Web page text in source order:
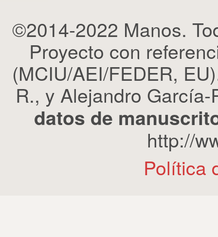
©2014-2022 Manos.
Proyecto con
(MCIU/AEI/FEDER,
R., y Alejandro
datos de
http://
Política